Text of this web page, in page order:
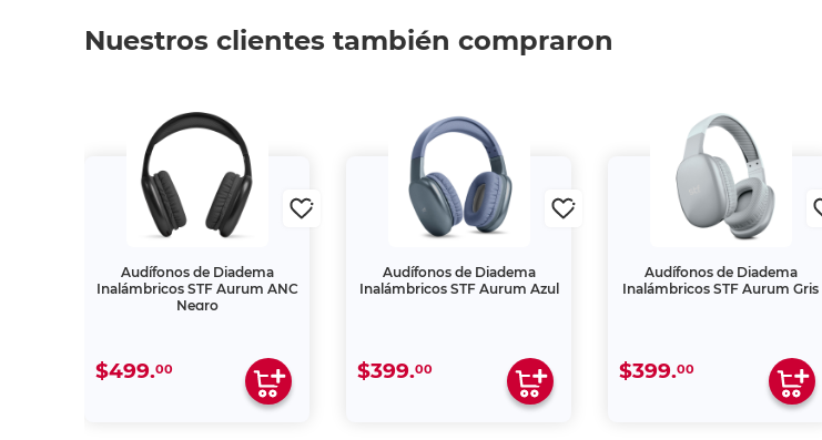
Nuestros clientes también compraron
Audífonos de Diadema
Inalámbricos STF Aurum ANC
Negro
$499.00
Audífonos de Diadema
Inalámbricos STF Aurum Azul
$399.00
Audífonos de Diadema
Inalámbricos STF Aurum Gris
$399.00